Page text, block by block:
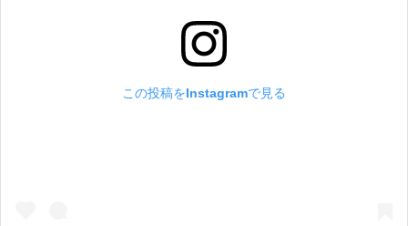
この投稿をInstagramで見る